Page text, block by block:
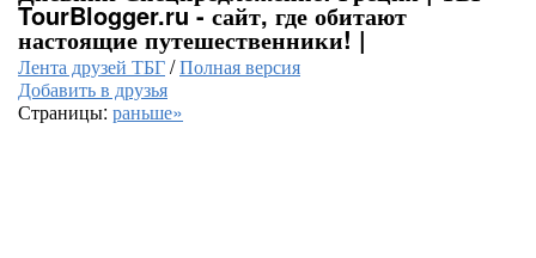
TourBlogger.ru - сайт, где обитают
настоящие путешественники! |
Лента друзей ТБГ/Полная версия
Добавить в друзья
Страницы: раньше»